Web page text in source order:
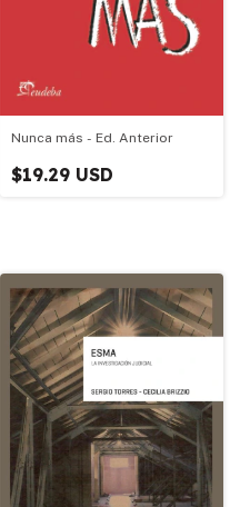
Nunca más - Ed. Anterior
$19.29 USD